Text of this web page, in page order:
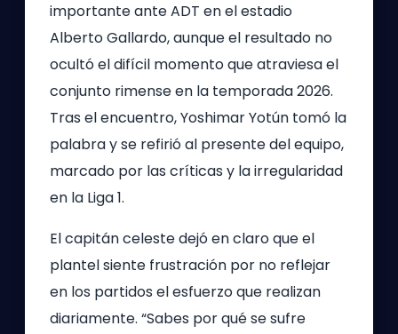
importante ante ADT en el estadio
Alberto Gallardo, aunque el resultado no
ocultó el difícil momento que atraviesa el
conjunto rimense en la temporada 2026.
Tras el encuentro, Yoshimar Yotún tomó la
palabra y se refirió al presente del equipo,
marcado por las críticas y la irregularidad
en la Liga 1.
El capitán celeste dejó en claro que el
plantel siente frustración por no reflejar
en los partidos el esfuerzo que realizan
diariamente. “Sabes por qué se sufre